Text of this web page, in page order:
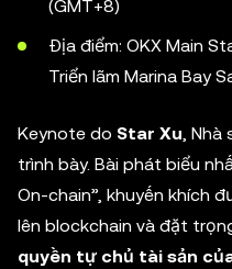
(GMT+8)
Địa điểm: OKX Main
Triển lãm Marina Bay
Keynote do Star Xu ,
trình bày. Bài phát biểu
On-chain”, khuyến khích
lên blockchain và đặt
quyền tự chủ tài sản